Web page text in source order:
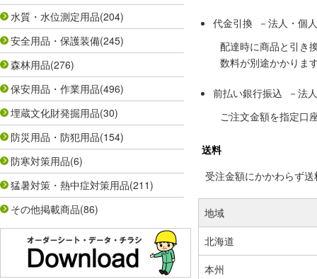
水質・水位測定用品(204)
安全用品・保護装備(245)
森林用品(276)
保安用品・作業用品(496)
埋蔵文化財発掘用品(30)
防災用品・防犯用品(154)
防寒対策用品(6)
猛暑対策・熱中症対策用品(211)
その他掲載商品(86)
代金引換 －法人・個
配達時に商品と引き
数料が別途かかりま
前払い銀行振込 －法
ご注文金額を指定口
送料
受注金額にかかわらず
地域
北海道
本州